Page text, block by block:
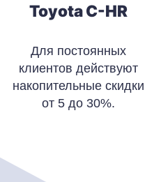
Toyota C-HR
Для постоянных
клиентов действуют
накопительные скидки
от 5 до 30%.